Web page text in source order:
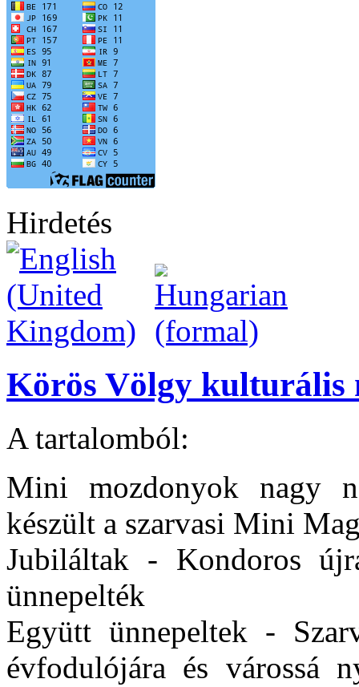
Hirdetés
Körös Völgy kulturális
A tartalomból:
Mini mozdonyok nagy
készült a szarvasi Mini
Jubiláltak - Kondoros
ünnepelték
Együtt ünnepeltek -
évfodulójára és várossá